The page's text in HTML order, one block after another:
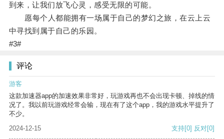
到来，让我们放飞心灵，感受无限的可能。
愿每个人都能拥有一场属于自己的梦幻之旅，在云上云
中寻找到属于自己的乐园。
#3#
评论
游客
这款加速器app的加速效果非常好，玩游戏再也不会出现卡顿、掉线的情
况了。我以前玩游戏经常会输，现在有了这个app，我的游戏水平提升了
不少。
2024-12-15
支持[0] 反对[0]